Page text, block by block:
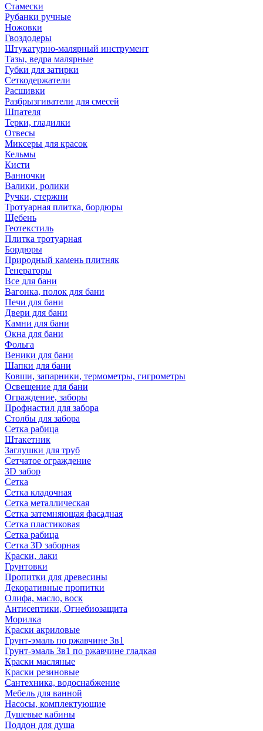
Стамески
Рубанки ручные
Ножовки
Гвоздодеры
Штукатурно-малярный инструмент
Тазы, ведра малярные
Губки для затирки
Сеткодержатели
Расшивки
Разбрызгиватели для смесей
Шпателя
Терки, гладилки
Отвесы
Миксеры для красок
Кельмы
Кисти
Ванночки
Валики, ролики
Ручки, стержни
Тротуарная плитка, бордюры
Щебень
Геотекстиль
Плитка тротуарная
Бордюры
Природный камень плитняк
Генераторы
Все для бани
Вагонка, полок для бани
Печи для бани
Двери для бани
Камни для бани
Окна для бани
Фольга
Веники для бани
Шапки для бани
Ковши, запарники, термометры, гигрометры
Освещение для бани
Ограждение, заборы
Профнастил для забора
Столбы для забора
Сетка рабица
Штакетник
Заглушки для труб
Сетчатое ограждение
3D забор
Сетка
Сетка кладочная
Сетка металлическая
Сетка затемняющая фасадная
Сетка пластиковая
Сетка рабица
Сетка 3D заборная
Краски, лаки
Грунтовки
Пропитки для древесины
Декоративные пропитки
Олифа, масло, воск
Антисептики, Огнебиозащита
Морилка
Краски акриловые
Грунт-эмаль по ржавчине 3в1
Грунт-эмаль 3в1 по ржавчине гладкая
Краски масляные
Краски резиновые
Сантехника, водоснабжение
Мебель для ванной
Насосы, комплектующие
Душевые кабины
Поддон для душа